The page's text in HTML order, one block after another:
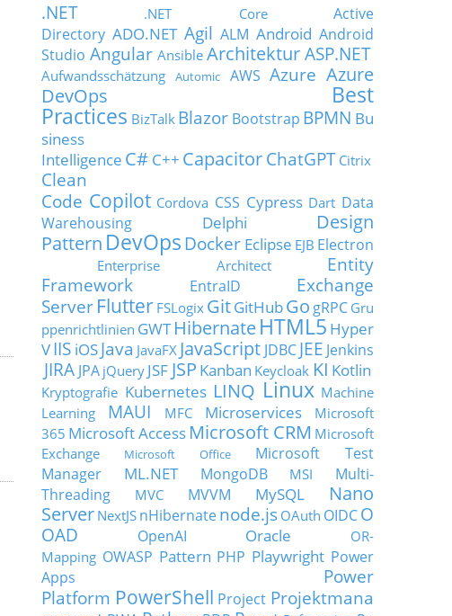
.NET .NET Core
Active
Directory ADO.NET Agil ALM Android Android
Studio Angular Ansible Architektur ASP.NET
Aufwandsschätzung Automic AWS Azure Azure
DevOps
Best
Practices BizTalk Blazor Bootstrap BPMN Bu
siness
Intelligence C# C++ Capacitor ChatGPT Citrix
Clean
Code Copilot Cordova CSS Cypress Dart Data
Warehousing
Delphi
Design
Pattern DevOps Docker Eclipse EJB Electron
Enterprise Architect
Entity
Framework
EntraID
Exchange
Server Flutter FSLogix GitGitHubGo gRPC Gru
ppenrichtlinien GWT HibernateHTML5 Hyper
VIIS iOSJava JavaFX JavaScript JDBC JEE Jenkins
JIRA JPA jQuery JSF JSP Kanban Keycloak KI Kotlin
Kryptografie Kubernetes LINQ Linux Machine
Learning
MAUI MFC Microservices
Microsoft
365 Microsoft Access Microsoft CRM Microsoft
Exchange
Microsoft Office
Microsoft Test
Manager
ML.NET MongoDB MSI
Multi-
Threading
MVC MVVM MySQL
Nano
Server NextJS nHibernatenode.js OAuth OIDCO
OAD
OpenAI Oracle
OR-
Mapping OWASP Pattern PHP Playwright Power
Apps
Power
Platform PowerShell Project Projektmana